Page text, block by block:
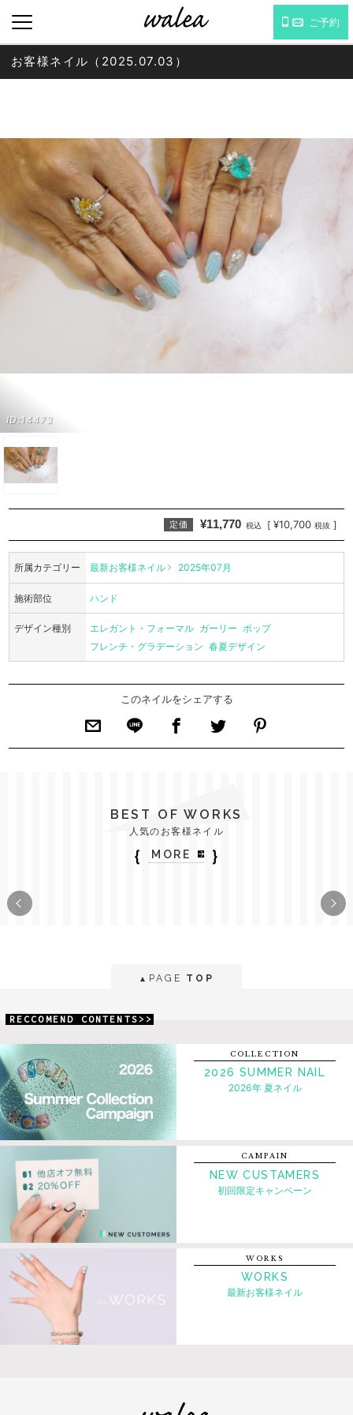
ご予約
ID:14473
お客様ネイル（2025.07.03）
定価 ¥11,770 税込 [ ¥10,700 税抜 ]
所属カテゴリー 最新お客様ネイル 2025年07月
施術部位 ハンド
デザイン種別 エレガント・フォーマル ガーリー ポップ
フレンチ・グラデーション 春夏デザイン
このネイルをシェアする
BEST OF WORKS
人気のお客様ネイル
｛ MORE ｝
▲ PAGE TOP
RECCOMEND CONTENTS>>
COLLECTION
2026 SUMMER NAIL
2026年 夏ネイル
CAMPAIN
NEW CUSTAMERS
初回限定キャンペーン
WORKS
WORKS
最新お客様ネイル